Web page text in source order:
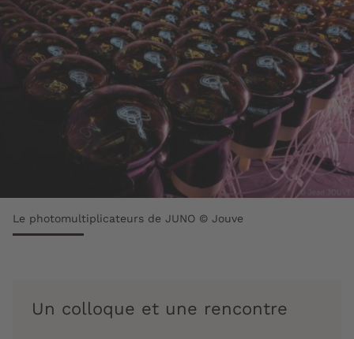
Le photomultiplicateurs de JUNO © Jouve
Un colloque et une rencontre